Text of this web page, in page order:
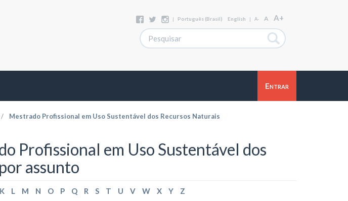
| Português (Brasil) English | A- A A+
Entrar
Mestrado Profissional em Uso Sustentável dos Recursos Naturais
Profissional em Uso Sustentável dos
assunto
K L M N O P Q R S T U V W X Y Z